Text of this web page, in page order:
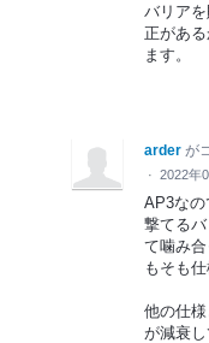
バリア
正があ
ます。
arder が
· 2022年
AP3なの
撃てる
て噛み
もそも
他の仕
が減衰